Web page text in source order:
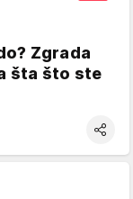
Zgrada
šta što ste